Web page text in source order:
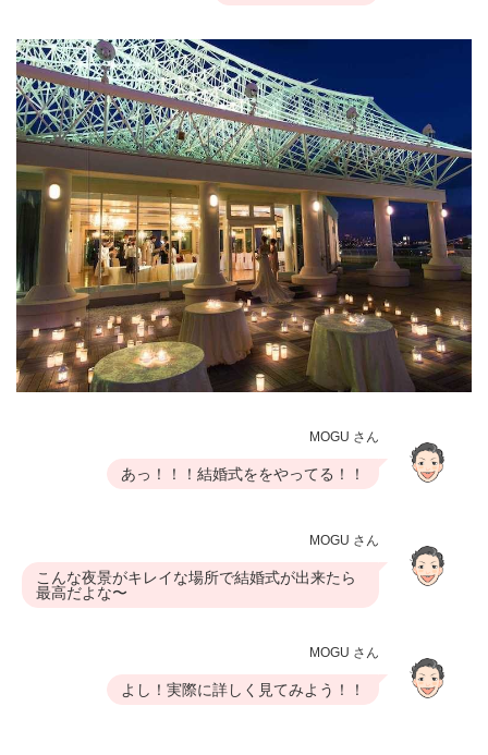
MOGU さん
あっ！！！結婚式ををやってる！！
MOGU さん
こんな夜景がキレイな場所で結婚式が出来たら
最高だよな〜
MOGU さん
よし！実際に詳しく見てみよう！！